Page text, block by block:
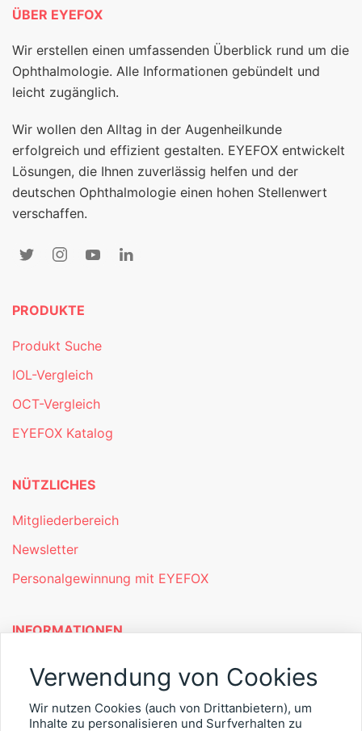
ÜBER EYEFOX
Wir erstellen einen umfassenden Überblick rund um die
Ophthalmologie. Alle Informationen gebündelt und
leicht zugänglich.
Wir wollen den Alltag in der Augenheilkunde
erfolgreich und effizient gestalten. EYEFOX entwickelt
Lösungen, die Ihnen zuverlässig helfen und der
deutschen Ophthalmologie einen hohen Stellenwert
verschaffen.
PRODUKTE
Produkt Suche
IOL-Vergleich
OCT-Vergleich
EYEFOX Katalog
NÜTZLICHES
Mitgliederbereich
Newsletter
Personalgewinnung mit EYEFOX
INFORMATIONEN
Was ist EYEFOX – Ihre Möglichkeiten
Kontakt
Verwendung von Cookies
Wir nutzen Cookies (auch von Drittanbietern), um
Inhalte zu personalisieren und Surfverhalten zu